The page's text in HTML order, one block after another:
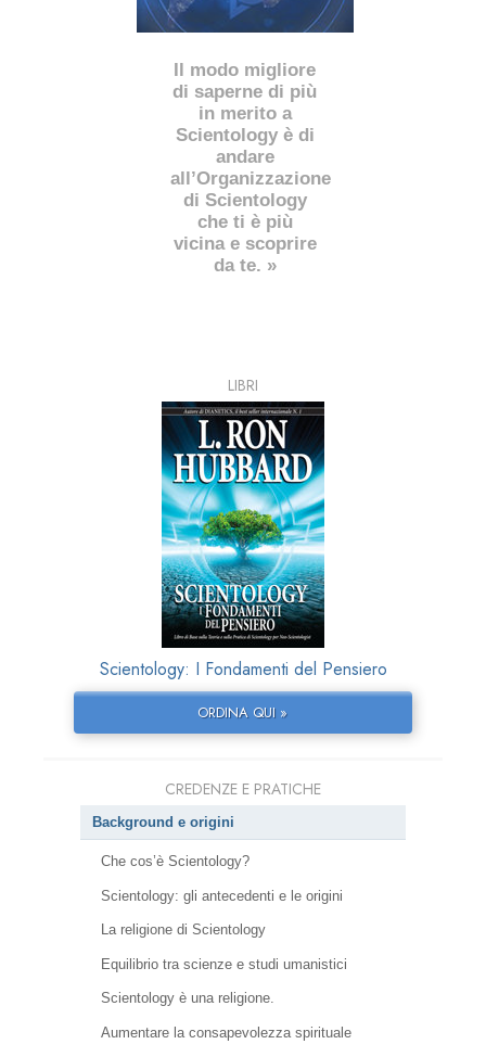
Il modo migliore
di saperne di più
in merito a
Scientology è di
andare
all’Organizzazione
di Scientology
che ti è più
vicina e scoprire
da te. »
LIBRI
Scientology: I Fondamenti del Pensiero
ORDINA QUI »
CREDENZE E PRATICHE
Background e origini
Che cos’è Scientology?
Scientology: gli antecedenti e le origini
La religione di Scientology
Equilibrio tra scienze e studi umanistici
Scientology è una religione.
Aumentare la consapevolezza spirituale